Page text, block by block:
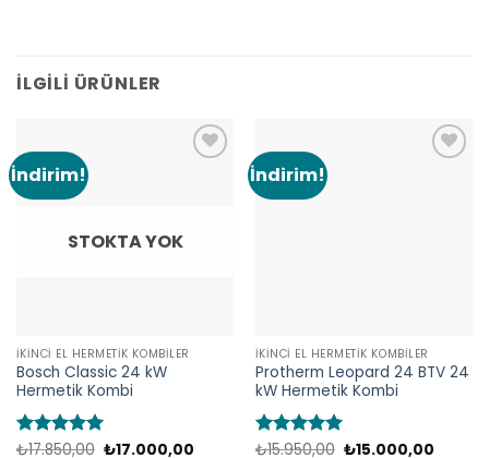
İLGILI ÜRÜNLER
İndirim!
STOKTA YOK
İKINCI EL HERMETIK KOMBILER
Bosch Classic 24 kW
Hermetik Kombi
5 üzerinden
₺17.850,00 Orijinal
₺17.000,00Şu
İndirim!
İKINCI EL HERMETIK KOMBILER
Protherm Leopard 24 BTV 24
kW Hermetik Kombi
5 üzerinden
₺15.950,00 Orijinal
₺15.000,00Şu